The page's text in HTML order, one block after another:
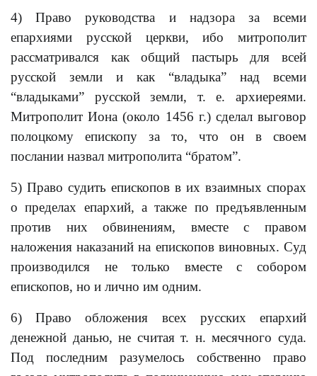
4) Право руководства и надзора за всеми
епархиями русской церкви, ибо митрополит
рассматривался как общий пастырь для всей
русской земли и как “владыка” над всеми
“владыками” русской земли, т. е. архиереями.
Митрополит Иона (около 1456 г.) сделал выговор
полоцкому епископу за то, что он в своем
послании назвал митрополита “братом”.
5) Право судить епископов в их взаимных спорах
о пределах епархий, а также по предъявленным
против них обвинениям, вместе с правом
наложения наказаний на епископов виновных. Суд
производился не только вместе с собором
епископов, но и лично им одним.
6) Право обложения всех русских епархий
денежной данью, не считая т. н. месячного суда.
Под последним разумелось собственно право